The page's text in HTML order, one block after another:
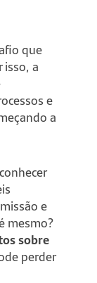
que
isso, a
e
a
e
mesmo?
sobre
perder